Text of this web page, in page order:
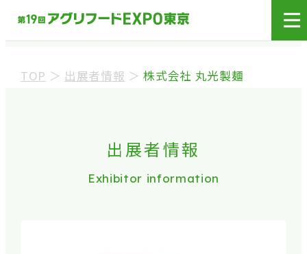
展示会場への入場には
来場登録が必要です。
来場事前登録（プレス）
※業界関係者を対象とした商談会であり、
TOP ＞ 出展者情報 ＞ 株式会社 丸光製麺
出展者情報
Exhibitor information